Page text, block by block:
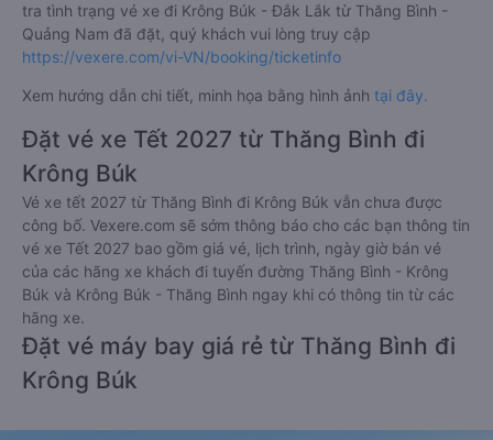
tra tình trạng vé xe đi Krông Búk - Đắk Lắk từ Thăng Bình -
Quảng Nam đã đặt, quý khách vui lòng truy cập
https://vexere.com/vi-VN/booking/ticketinfo
Xem hướng dẫn chi tiết, minh họa bằng hình ảnh tại đây.
Đặt vé xe Tết 2027 từ Thăng Bình đi
Krông Búk
Vé xe tết 2027 từ Thăng Bình đi Krông Búk vẫn chưa được
công bố. Vexere.com sẽ sớm thông báo cho các bạn thông tin
vé xe Tết 2027 bao gồm giá vé, lịch trình, ngày giờ bán vé
của các hãng xe khách đi tuyến đường Thăng Bình - Krông
Búk và Krông Búk - Thăng Bình ngay khi có thông tin từ các
hãng xe.
Đặt vé máy bay giá rẻ từ Thăng Bình đi
Krông Búk